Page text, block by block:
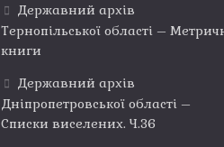
Державний архів
Тернопільської області –
книги
Державний архів
Дніпропетровської області –
Списки виселених. Ч.36